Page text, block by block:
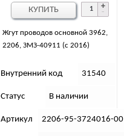
Жгут проводов основной 3962,
2206, ЗМЗ-40911 (с 2016)
Внутренний код 31540
Статус В наличии
Артикул 2206-95-3724016-00
КУПИТЬ